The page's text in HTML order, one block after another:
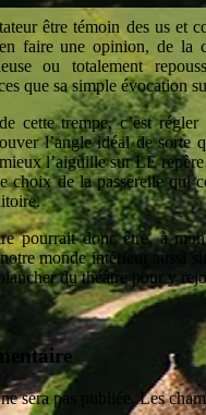
être témoin des us et
faire une opinion, de la
ou totalement
que sa simple évocation
cette trempe, c’est régler
l’angle idéal de sorte
l’aiguille sur LE
choix de la passerelle qui
pourrait donc être, à
monde intérieur aussi
du théâtre pour y
sera pas publiée. Les